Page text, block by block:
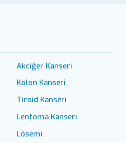
Akciğer Kanseri
Kolon Kanseri
Tiroid Kanseri
Lenfoma Kanseri
Lösemi